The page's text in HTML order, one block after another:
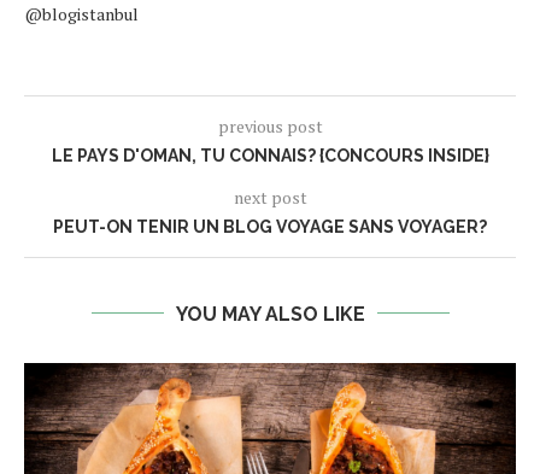
@blogistanbul
previous post
LE PAYS D'OMAN, TU CONNAIS? {CONCOURS INSIDE}
next post
PEUT-ON TENIR UN BLOG VOYAGE SANS VOYAGER?
YOU MAY ALSO LIKE